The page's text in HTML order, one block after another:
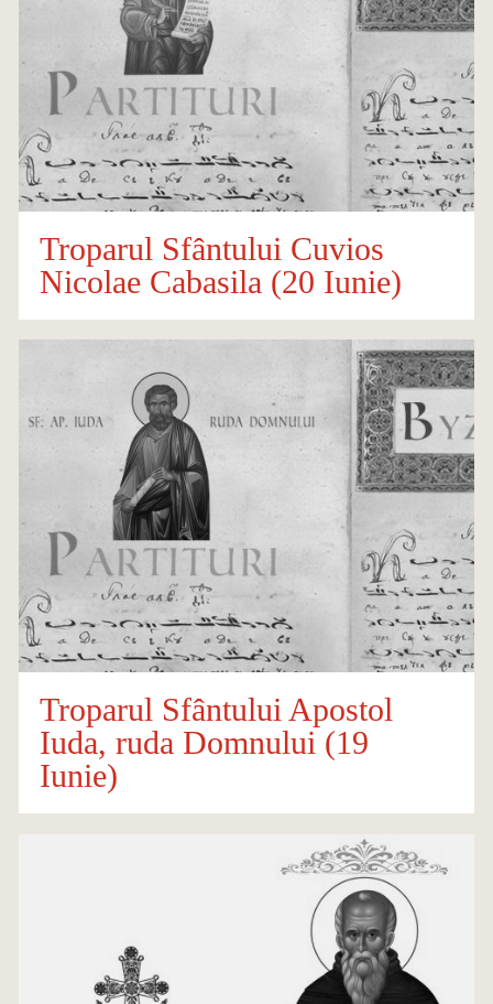
Troparul Sfântului Cuvios
Nicolae Cabasila (20 Iunie)
Troparul Sfântului Apostol
Iuda, ruda Domnului (19
Iunie)